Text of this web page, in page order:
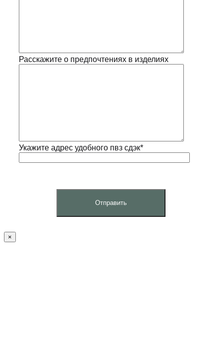
Расскажите о предпочтениях в изделиях
Укажите адрес удобного пвз сдэк*
×